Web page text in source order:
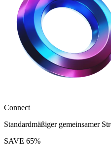
Connect
Standardmäßiger gemeinsamer
SAVE 65%